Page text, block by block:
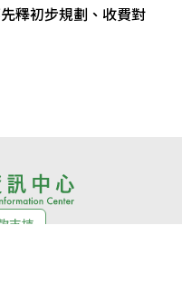
釋初步規劃、收費對
支持